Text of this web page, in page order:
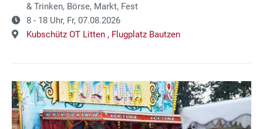
& Trinken, Börse, Markt, Fest
8 - 18 Uhr, Fr, 07.08.2026
Kubschütz OT Litten , Flugplatz Bautzen